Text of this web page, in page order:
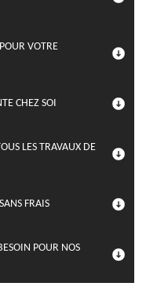
VOTRE
CHEZ SOI
LES TRAVAUX DE
FRAIS
POUR NOS